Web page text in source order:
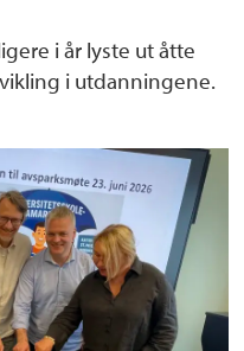
i år lyste ut åtte
i utdanningene.